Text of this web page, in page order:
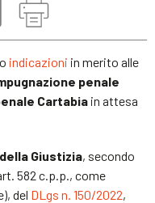
indicazioni in merito alle
penale
Cartabia in attesa
Giustizia, secondo
582 c.p.p., come
del DLgs n. 150/2022,